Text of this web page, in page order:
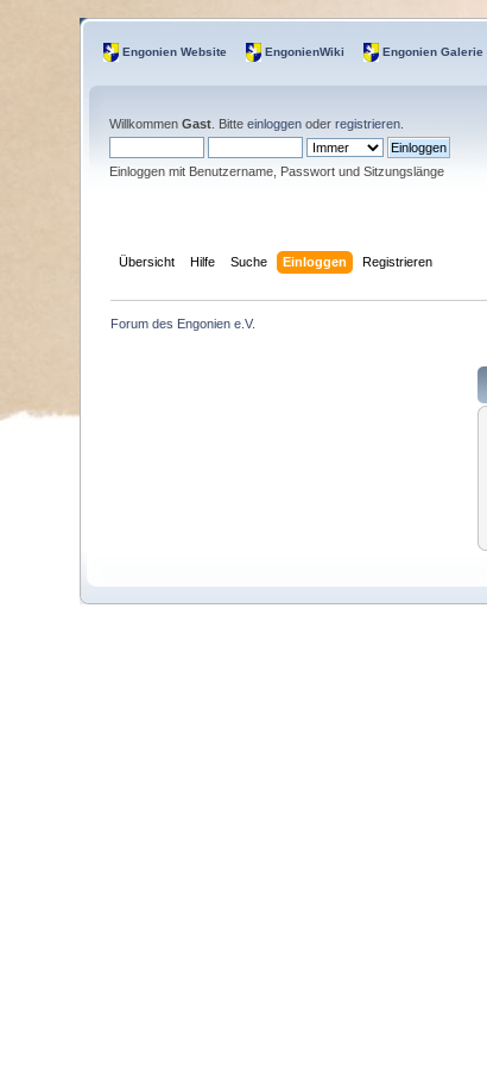
Engonien Website EngonienWiki Engonien Galerie
WillkommenGast . Bitteeinloggen oderregistrieren
Einloggen mit Benutzername, Passwort und Sitzungslänge
Übersicht Hilfe Suche Einloggen Registrieren
Forum des Engonien e.V.